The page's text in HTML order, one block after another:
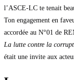
l’ASCE-LC te tenait
Ton engagement en
accordée au N°01 de
La lutte contre la
était une invite aux